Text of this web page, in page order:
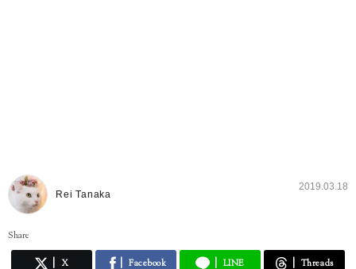
Rei Tanaka
2019.03.18
Share
X Facebook LINE Threads